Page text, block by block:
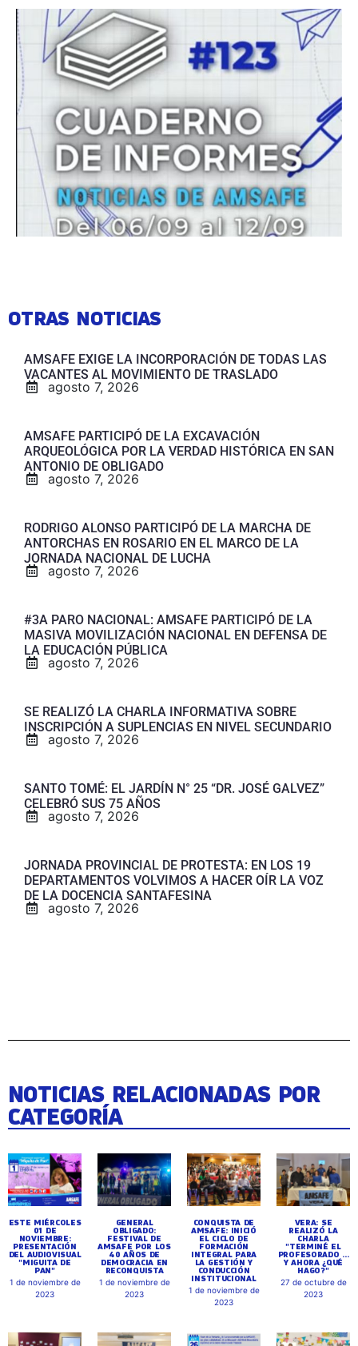
OTRAS NOTICIAS
AMSAFE EXIGE LA INCORPORACIÓN DE TODAS LAS
VACANTES AL MOVIMIENTO DE TRASLADO
agosto 7, 2026
AMSAFE PARTICIPÓ DE LA EXCAVACIÓN
ARQUEOLÓGICA POR LA VERDAD HISTÓRICA EN SAN
ANTONIO DE OBLIGADO
agosto 7, 2026
RODRIGO ALONSO PARTICIPÓ DE LA MARCHA DE
ANTORCHAS EN ROSARIO EN EL MARCO DE LA
JORNADA NACIONAL DE LUCHA
agosto 7, 2026
#3A PARO NACIONAL: AMSAFE PARTICIPÓ DE LA
MASIVA MOVILIZACIÓN NACIONAL EN DEFENSA DE
LA EDUCACIÓN PÚBLICA
agosto 7, 2026
SE REALIZÓ LA CHARLA INFORMATIVA SOBRE
INSCRIPCIÓN A SUPLENCIAS EN NIVEL SECUNDARIO
agosto 7, 2026
SANTO TOMÉ: EL JARDÍN N° 25 “DR. JOSÉ GALVEZ”
CELEBRÓ SUS 75 AÑOS
agosto 7, 2026
JORNADA PROVINCIAL DE PROTESTA: EN LOS 19
DEPARTAMENTOS VOLVIMOS A HACER OÍR LA VOZ
DE LA DOCENCIA SANTAFESINA
agosto 7, 2026
NOTICIAS RELACIONADAS POR
CATEGORÍA
ESTE MIÉRCOLES
01 DE
NOVIEMBRE:
PRESENTACIÓN
DEL AUDIOVISUAL
"MIGUITA DE
PAN"
1 de noviembre de
2023
GENERAL
OBLIGADO:
FESTIVAL DE
AMSAFE POR LOS
40 AÑOS DE
DEMOCRACIA EN
RECONQUISTA
1 de noviembre de
2023
CONQUISTA DE
AMSAFE: INICIÓ
EL CICLO DE
FORMACIÓN
INTEGRAL PARA
LA GESTIÓN Y
CONDUCCIÓN
INSTITUCIONAL
1 de noviembre de
2023
VERA: SE
REALIZÓ LA
CHARLA
"TERMINÉ EL
PROFESORADO ...
Y AHORA ¿QUÉ
HAGO?"
27 de octubre de
2023